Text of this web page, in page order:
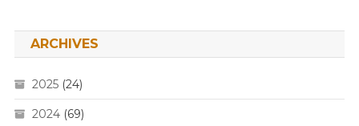
ARCHIVES
2025(24)
2024(69)